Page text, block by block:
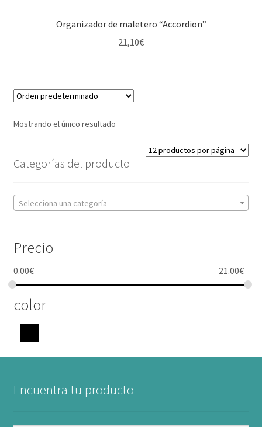
Organizador de maletero “Accordion”
21,10€
Mostrando el único resultado
Categorías del producto
Selecciona una categoría
Precio
0.00€ 21.00€
color
Encuentra tu producto